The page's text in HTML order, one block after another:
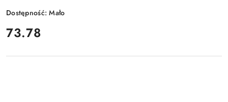
Dostępność:Mało
cena:
73.78